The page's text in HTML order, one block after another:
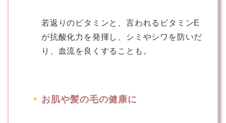
若返りのビタミンと、言われるビタミンE
が抗酸化力を発揮し、シミやシワを防いだ
り、血流を良くすることも。
お肌や髪の毛の健康に